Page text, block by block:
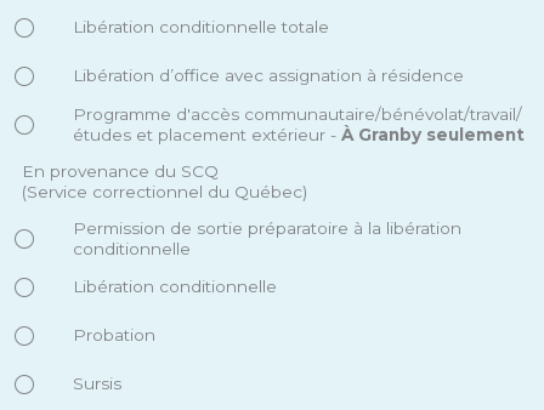
Libération conditionnelle totale
Libération d’office avec assignation à résidence
Programme d'accès communautaire/bénévolat/travail/
études et placement extérieur - À Granby seulement
En provenance du SCQ
(Service correctionnel du Québec)
Permission de sortie préparatoire à la libération
conditionnelle
Libération conditionnelle
Probation
Sursis